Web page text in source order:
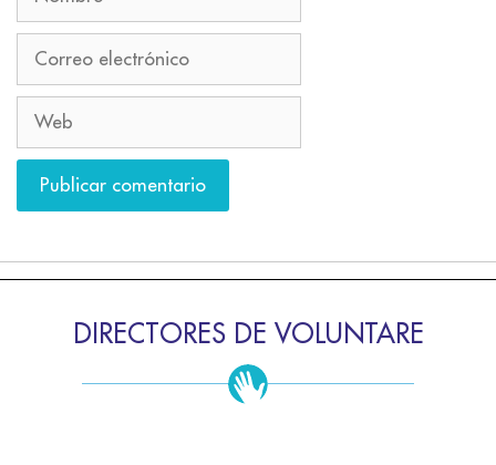
DIRECTORES DE VOLUNTARE